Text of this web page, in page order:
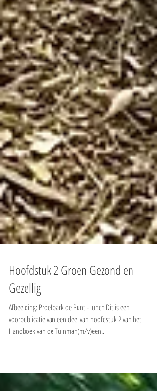
Hoofdstuk 2 Groen Gezond en
Afbeelding: Proefpark de Punt - lunch Dit is een
voorpublicatie van een deel van hoofdstuk 2 van het
Handboek van de Tuinman(m/v)een...